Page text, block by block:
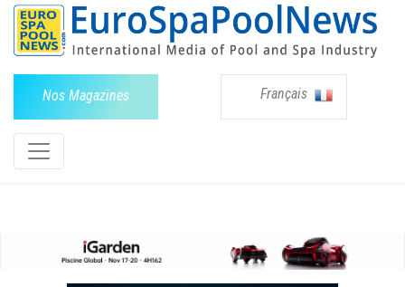
Nos Magazines Français